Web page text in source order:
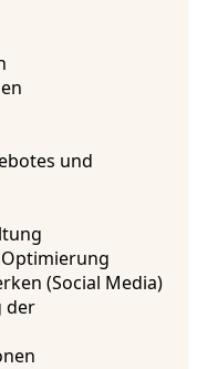
und
(Social Media)
der